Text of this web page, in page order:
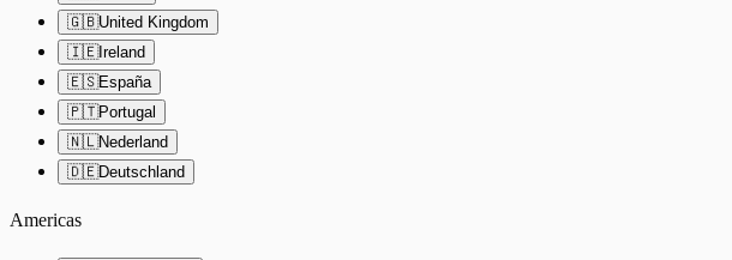
🇬🇧United Kingdom
🇮🇪Ireland
🇪🇸España
🇵🇹Portugal
🇳🇱Nederland
🇩🇪Deutschland
Americas